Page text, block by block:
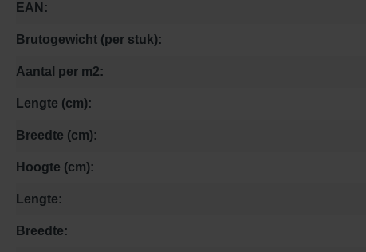
EAN:
Brutogewicht (per stuk):
Aantal per m2:
Lengte (cm):
Breedte (cm):
Hoogte (cm):
Lengte:
Breedte: